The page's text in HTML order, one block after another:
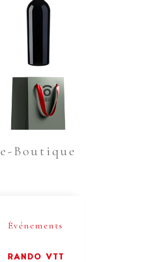
e-Boutique
Événements
RANDO VTT